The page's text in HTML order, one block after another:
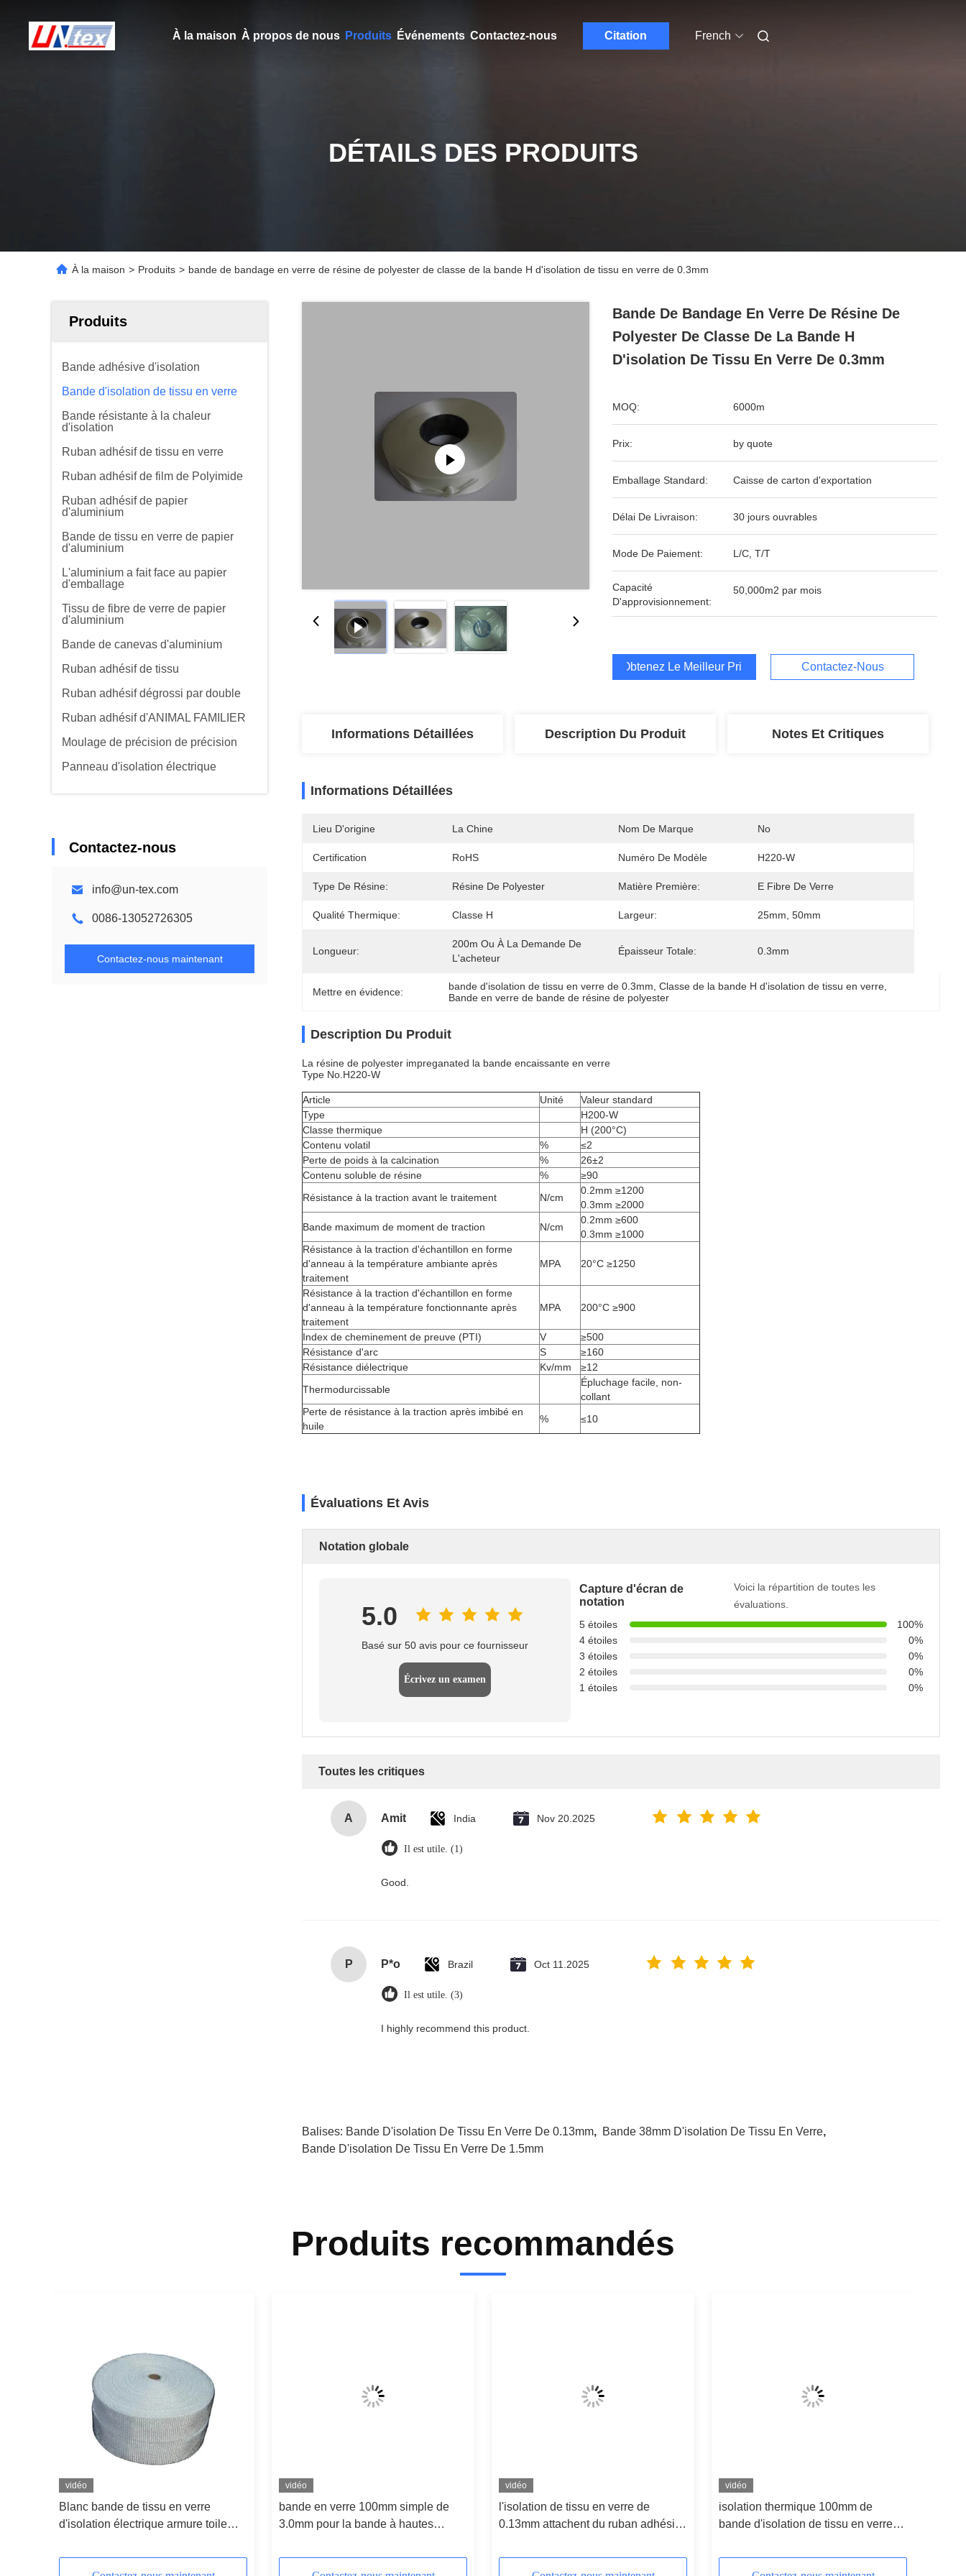
À la maison À propos de nous Produits Événements Contactez-nous Citation French
DÉTAILS DES PRODUITS
À la maison > Produits > bande de bandage en verre de résine de polyester de classe de la bande H d'isolation de tissu en verre de 0.3mm
Produits
Bande adhésive d'isolation
Bande d'isolation de tissu en verre
Bande résistante à la chaleur
d'isolation
Ruban adhésif de tissu en verre
Ruban adhésif de film de Polyimide
Ruban adhésif de papier
d'aluminium
Bande de tissu en verre de papier
d'aluminium
L'aluminium a fait face au papier
d'emballage
Tissu de fibre de verre de papier
d'aluminium
Bande de canevas d'aluminium
Ruban adhésif de tissu
Ruban adhésif dégrossi par double
Ruban adhésif d'ANIMAL FAMILIER
Moulage de précision de précision
Panneau d'isolation électrique
Contactez-nous
info@un-tex.com
0086-13052726305
Contactez-nous maintenant
Bande De Bandage En Verre De Résine De
Polyester De Classe De La Bande H
D'isolation De Tissu En Verre De 0.3mm
MOQ: 6000m
Prix: by quote
Emballage Standard: Caisse de carton d'exportation
Délai De Livraison: 30 jours ouvrables
Mode De Paiement: L/C, T/T
Capacité
D'approvisionnement:
50,000m2 par mois
Obtenez Le Meilleur Prix Contactez-Nous
Informations Détaillées Description Du Produit Notes Et Critiques
Informations Détaillées
Lieu D'origine La Chine Nom De Marque No
Certification RoHS Numéro De Modèle H220-W
Type De Résine: Résine De Polyester Matière Première: E Fibre De Verre
Qualité Thermique: Classe H Largeur: 25mm, 50mm
Longueur:
200m Ou À La Demande De
L'acheteur
Épaisseur Totale: 0.3mm
Mettre en évidence: bande d'isolation de tissu en verre de 0.3mm , Classe de la bande H d'isolation de tissu en verre
Bande en verre de bande de résine de polyester
Description Du Produit
La résine de polyester impreganated la bande encaissante en verre
Type No.H220-W
Article Unité
Valeur standard
Type
H200-W
Classe thermique
H (200°C)
Contenu volatil
%
≤2
Perte de poids à la calcination
%
26±2
Contenu soluble de résine
%
≥90
Résistance à la traction avant le traitement
N/cm
0.2mm ≥1200
0.3mm ≥2000
Bande maximum de moment de traction
N/cm
0.2mm ≥600
0.3mm ≥1000
Résistance à la traction d'échantillon en forme
d'anneau à la température ambiante après
traitement
MPA 20°C ≥1250
Résistance à la traction d'échantillon en forme
d'anneau à la température fonctionnante après
traitement
MPA 200°C ≥900
Index de cheminement de preuve (PTI) V
≥500
Résistance d'arc
S
≥160
Résistance diélectrique
Kv/mm
≥12
Thermodurcissable
Épluchage facile, non-
collant
Perte de résistance à la traction après imbibé en
huile
% ≤10
Évaluations Et Avis
Notation globale
5.0
Basé sur 50 avis pour ce fournisseur
Écrivez un examen
Capture d'écran de
notation
Voici la répartition de toutes les
évaluations.
5 étoiles
100%
4 étoiles
0%
3 étoiles
0%
2 étoiles
0%
1 étoiles
0%
Toutes les critiques
A Amit India Nov 20.2025
Il est utile. (1)
Good.
P P*o Brazil Oct 11.2025
Il est utile. (3)
I highly recommend this product.
Balises: Bande D'isolation De Tissu En Verre De 0.13mm, Bande 38mm D'isolation De Tissu En Verre,
Bande D'isolation De Tissu En Verre De 1.5mm
Produits recommandés
vidéo
Blanc bande de tissu en verre
d'isolation électrique armure toile
vidéo
bande en verre 100mm simple de
3.0mm pour la bande à hautes
vidéo
l'isolation de tissu en verre de
0.13mm attachent du ruban adhésif à
vidéo
isolation thermique 100mm de
bande d'isolation de tissu en verre